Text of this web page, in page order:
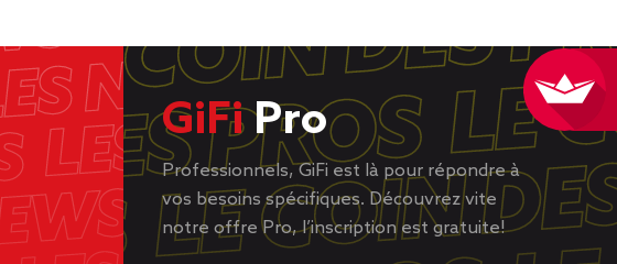
GiFiPro
Professionnels, GiFi est là pour répondre à
vos besoins spécifiques. Découvrez vite
notre offre Pro, l’inscription est gratuite!